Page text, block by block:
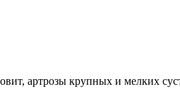
артрозы крупных и мелких